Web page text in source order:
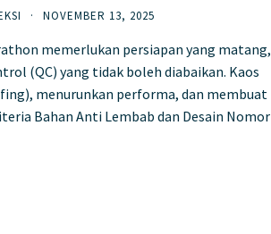
· NOVEMBER 13, 2025
memerlukan persiapan yang matang,
(QC) yang tidak boleh diabaikan. Kaos
menurunkan performa, dan membuat
Bahan Anti Lembab dan Desain Nomor